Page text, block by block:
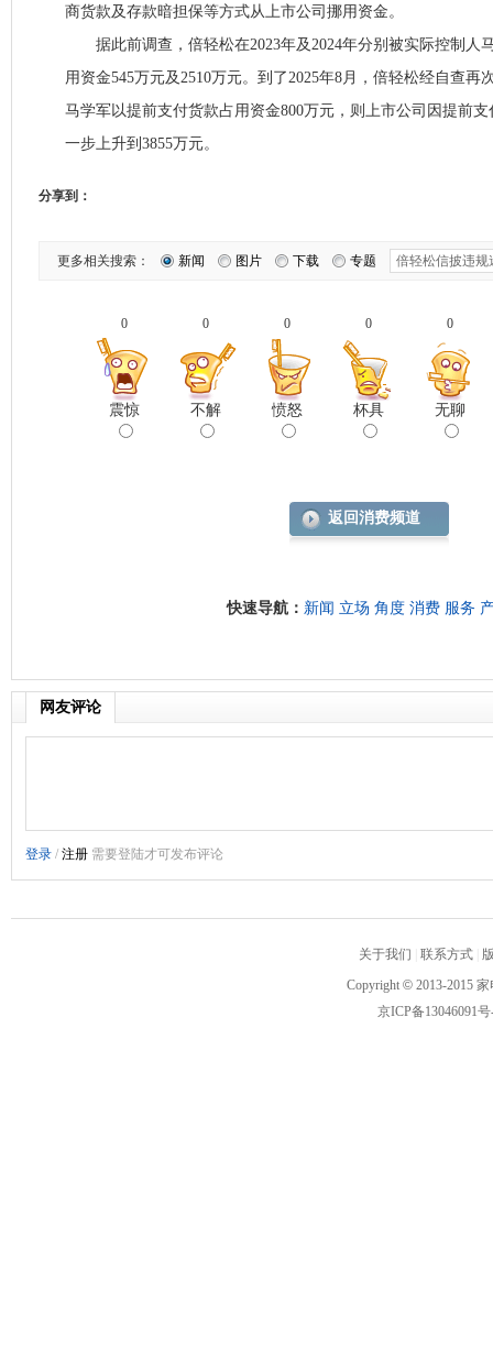
商货款及存款暗担保等方式从上市公司挪用资金。
据此前调查，倍轻松在2023年及2024年分别被实际控制人
用资金545万元及2510万元。到了2025年8月，倍轻松经自查再
马学军以提前支付货款占用资金800万元，则上市公司因提前
一步上升到3855万元。
分享到：
更多相关搜索： 新闻 图片 下载 专题
0
震惊
0
不解
0
愤怒
0
杯具
0
无聊
返回消费频道
快速导航： 新闻 立场 角度 消费 服务
网友评论
关于我们 联系方式
Copyright © 2013-2015
京ICP备13046091号